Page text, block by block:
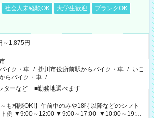
社会人未経験OK 大学生歓迎
ブランクOK
～1,875円
イク・車 / 掛川市役所前駅からバイク・車 / いこ
らバイク・車 / …
ターなど ■勤務地選べます
～も相談OK!】午前中のみや18時以降などのシフト
ト例 ▼9:00～12:00 ▼9:00～17:00 ▼10:00～19:00